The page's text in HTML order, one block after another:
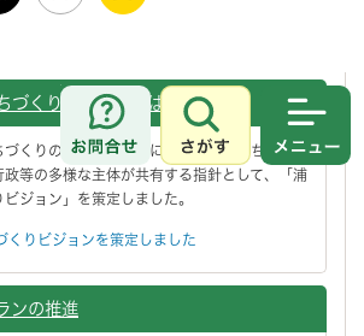
お問合せ
さがす
づくりビジョン
づくりビジョンとは
づくりの方針を明らかにし、浦和のまちに関わ
政等の多様な主体が共有する指針として、「浦
ジョン」を策定しました。
くりビジョンを策定しました
ンの推進